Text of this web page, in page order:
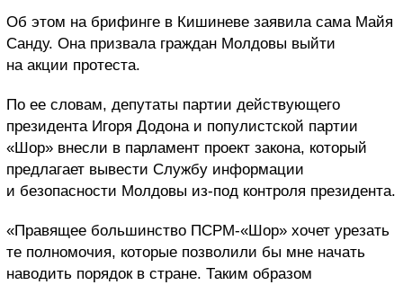
Об этом на брифинге в Кишиневе заявила сама Майя
Санду. Она призвала граждан Молдовы выйти
на акции протеста.
По ее словам, депутаты партии действующего
президента Игоря Додона и популистской партии
«Шор» внесли в парламент проект закона, который
предлагает вывести Службу информации
и безопасности Молдовы из-под контроля президента.
«Правящее большинство ПСРМ-«Шор» хочет урезать
те полномочия, которые позволили бы мне начать
наводить порядок в стране. Таким образом